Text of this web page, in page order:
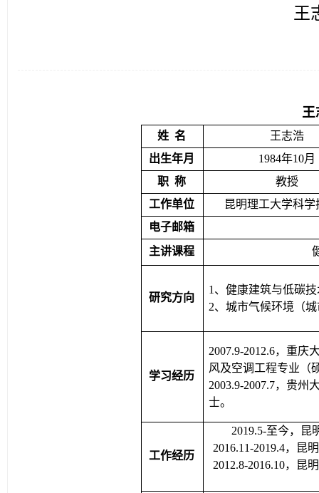
王
王
姓 名 王志浩
出生年月
1984年10月
职 称
教授
工作单位
昆明理工大学科学
电子邮箱
主讲课程
研究方向
1、 健康建筑与低碳技
2、城市气候环境（
学习经历
2007.9-2012.6，重庆
风及空调工程专业（
2003.9-2007.7，贵州
士。
工作经历
2019.5-至今，昆
2016.11-2019.4，昆
2012.8-2016.10，昆